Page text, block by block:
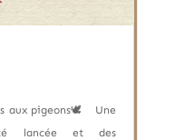
aux pigeons🕊️ Une
lancée et des